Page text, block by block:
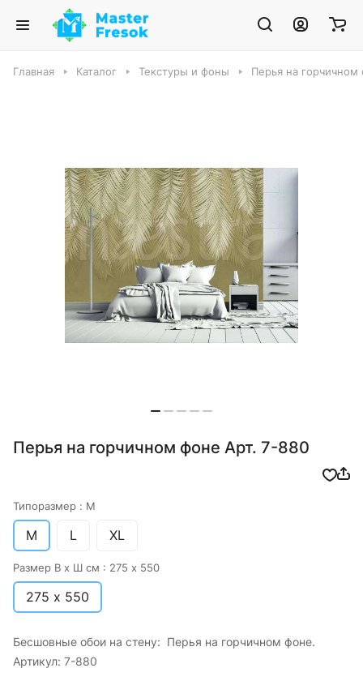
Главная Каталог Текстуры и фоны Перья на
Перья на горчичном фоне Арт. 7-880
Типоразмер : M
M L XL
Размер В х Ш см : 275 х 550
275 х 550
Бесшовные обои на стену: Перья на горчичном фоне.
Артикул: 7-880